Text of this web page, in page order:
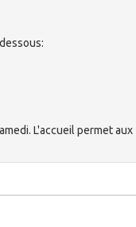
L'accueil permet aux